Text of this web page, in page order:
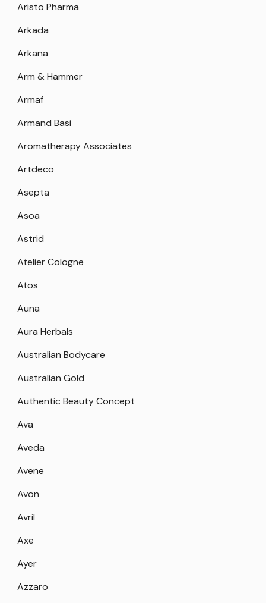
Aristo Pharma
Arkada
Arkana
Arm & Hammer
Armaf
Armand Basi
Aromatherapy Associates
Artdeco
Asepta
Asoa
Astrid
Atelier Cologne
Atos
Auna
Aura Herbals
Australian Bodycare
Australian Gold
Authentic Beauty Concept
Ava
Aveda
Avene
Avon
Avril
Axe
Ayer
Azzaro